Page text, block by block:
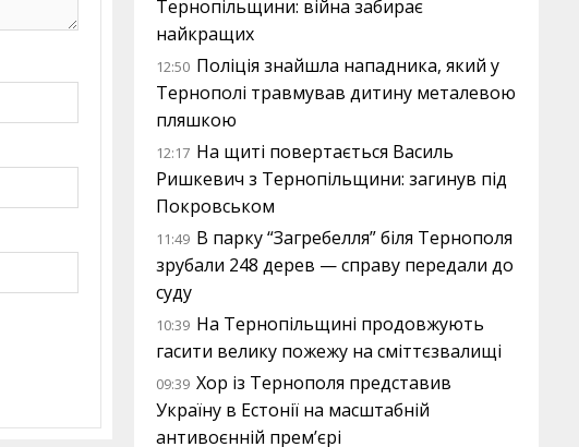
Тернопільщини: війна забирає
найкращих
12:50 Поліція знайшла нападника, який у
Тернополі травмував дитину металевою
пляшкою
12:17 На щиті повертається Василь
Ришкевич з Тернопільщини: загинув під
Покровськом
11:49 В парку “Загребелля” біля Тернополя
зрубали 248 дерев — справу передали до
суду
10:39 На Тернопільщині продовжують
гасити велику пожежу на сміттєзвалищі
09:39 Хор із Тернополя представив
Україну в Естонії на масштабній
антивоєнній прем’єрі